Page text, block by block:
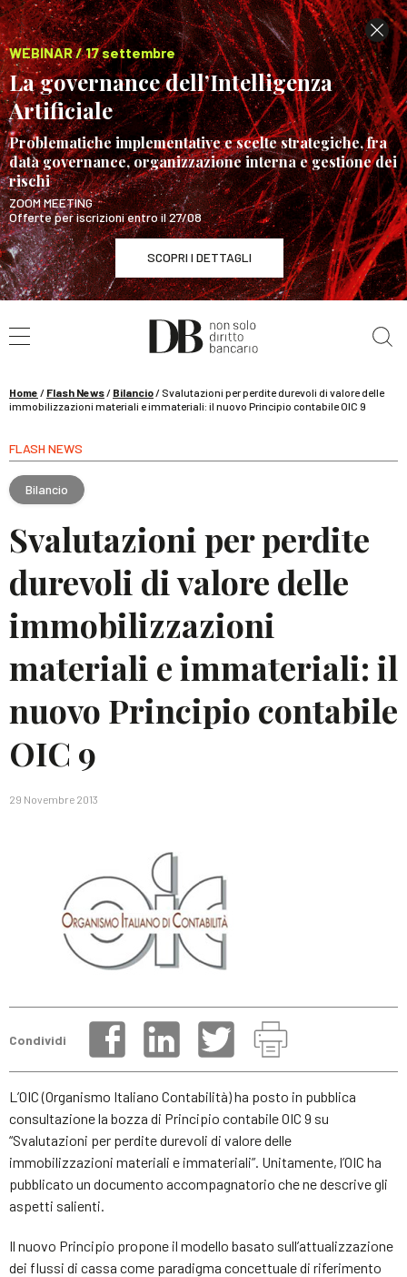
WEBINAR / 17 settembre
La governance dell’Intelligenza
Artificiale
Problematiche implementative e scelte strategiche, fra
data governance, organizzazione interna e gestione dei
rischi
ZOOM MEETING
Offerte per iscrizioni entro il 27/08
SCOPRI I DETTAGLI
WEBINAR / 17 settembre
La governance dell’Intelligenza Artificiale
Home / Flash News/ Bilancio/ Svalutazioni per perdite durevoli di valore delle
immobilizzazioni materiali e immateriali: il nuovo Principio contabile OIC 9
FLASH NEWS
Bilancio
Svalutazioni per perdite
durevoli di valore delle
immobilizzazioni
materiali e immateriali: il
nuovo Principio contabile
OIC 9
29 Novembre 2013
Condividi
L’OIC (Organismo Italiano Contabilità) ha posto in pubblica
consultazione la bozza di Principio contabile OIC 9 su
“Svalutazioni per perdite durevoli di valore delle
immobilizzazioni materiali e immateriali”. Unitamente, l’OIC ha
pubblicato un documento accompagnatorio che ne descrive gli
aspetti salienti.
Il nuovo Principio propone il modello basato sull’attualizzazione
dei flussi di cassa come paradigma concettuale di riferimento